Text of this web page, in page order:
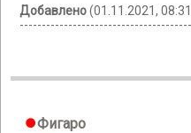
Добавлено(01.11.2021,
Фигаро